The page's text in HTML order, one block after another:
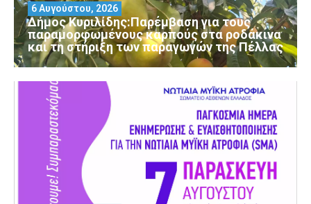
Δήμος Κυριλίδης:Παρέμβαση για τους
παραμορφωμένους καρπούς στα ροδάκινα
και τη στήριξη των παραγωγών της Πέλλας
6 Αυγούστου, 2026